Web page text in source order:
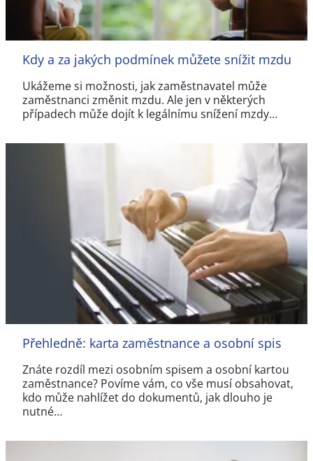
Kdy a za jakých podmínek můžete snížit mzdu
Ukážeme si možnosti, jak zaměstnavatel může
zaměstnanci změnit mzdu. Ale jen v některých
případech může dojít k legálnímu snížení mzdy…
Přehledně: karta zaměstnance a osobní spis
Znáte rozdíl mezi osobním spisem a osobní kartou
zaměstnance? Povíme vám, co vše musí obsahovat,
kdo může nahlížet do dokumentů, jak dlouho je
nutné…